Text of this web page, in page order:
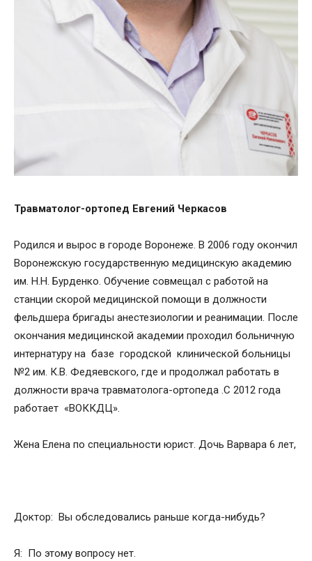
Травматолог-ортопед Евгений Черкасов
Родился и вырос в городе Воронеже. В 2006 году окончил
Воронежскую государственную медицинскую академию
им. Н.Н. Бурденко. Обучение совмещал с работой на
станции скорой медицинской помощи в должности
фельдшера бригады анестезиологии и реанимации. После
окончания медицинской академии проходил больничную
интернатуру на базе городской клинической больницы
№2 им. К.В. Федяевского, где и продолжал работать в
должности врача травматолога-ортопеда .С 2012 года
работает «ВОККДЦ».
Жена Елена по специальности юрист. Дочь Варвара 6 лет,
Доктор: Вы обследовались раньше когда-нибудь?
Я: По этому вопросу нет.